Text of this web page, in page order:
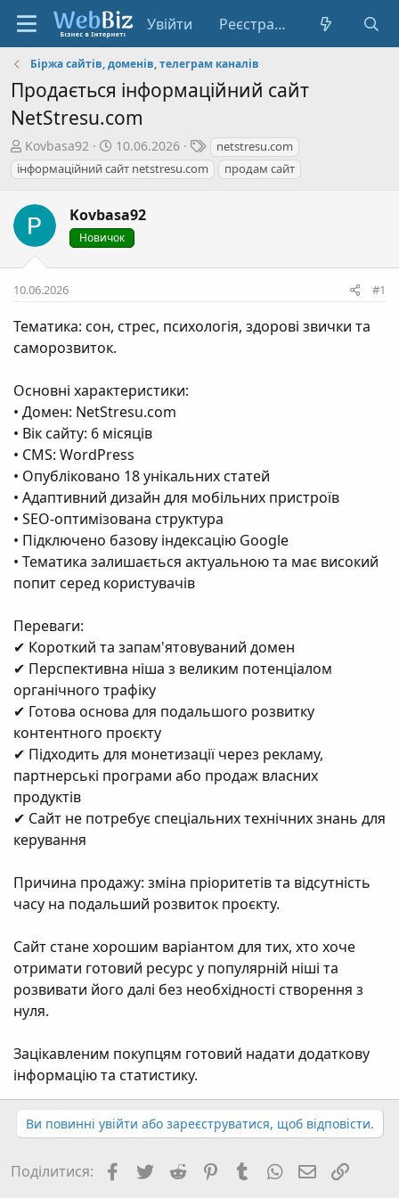
Увійти Реєстрація
Біржа сайтів, доменів, телеграм каналів
Продається інформаційний сайт
NetStresu.com
А
в
т
о
р
т
е
и
Kovbasa92
Д
а
т
с
т
н
н
10.06.2026
Т
е
г
netstresu.com
інформаційний сайт netstresu.com
продам сайт
Kovbasa92
Новичок
10.06.2026 #1
Тематика: сон, стрес, психологія, здорові звички та
саморозвиток.
Основні характеристики:
• Домен: NetStresu.com
• Вік сайту: 6 місяців
• CMS: WordPress
• Опубліковано 18 унікальних статей
• Адаптивний дизайн для мобільних пристроїв
• SEO-оптимізована структура
• Підключено базову індексацію Google
• Тематика залишається актуальною та має високий
попит серед користувачів
Переваги:
✔ Короткий та запам'ятовуваний домен
✔ Перспективна ніша з великим потенціалом
органічного трафіку
✔ Готова основа для подальшого розвитку
контентного проєкту
✔ Підходить для монетизації через рекламу,
партнерські програми або продаж власних
продуктів
✔ Сайт не потребує спеціальних технічних знань для
керування
Причина продажу: зміна пріоритетів та відсутність
часу на подальший розвиток проєкту.
Сайт стане хорошим варіантом для тих, хто хоче
отримати готовий ресурс у популярній ніші та
розвивати його далі без необхідності створення з
нуля.
Зацікавленим покупцям готовий надати додаткову
інформацію та статистику.
Ви повинні увійти або зареєструватися, щоб відповісти.
Поділитися: Facebook
TwitterReddit PinterestTumblrWhatsApp
E-mail